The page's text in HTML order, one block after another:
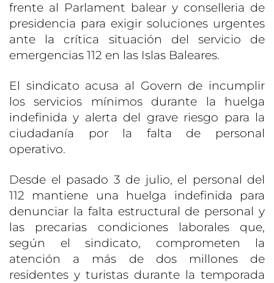
frente al Parlament balear y conselleria de
presidencia para exigir soluciones urgentes
ante la crítica situación del servicio de
emergencias 112 en las Islas Baleares.
El sindicato acusa al Govern de incumplir
los servicios mínimos durante la huelga
indefinida y alerta del grave riesgo para la
ciudadanía por la falta de personal
operativo.
Desde el pasado 3 de julio, el personal del
112 mantiene una huelga indefinida para
denunciar la falta estructural de personal y
las precarias condiciones laborales que,
según el sindicato, comprometen la
atención a más de dos millones de
residentes y turistas durante la temporada